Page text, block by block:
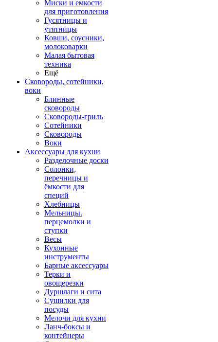
Миски и емкости
для приготовления
Гусятницы и
утятницы
Ковши, соусники,
молоковарки
Малая бытовая
техника
Ещё
Сковороды, сотейники,
воки
Блинные
сковороды
Сковороды-гриль
Сотейники
Сковороды
Воки
Аксессуары для кухни
Разделочные доски
Солонки,
перечницы и
ёмкости для
специй
Хлебницы
Мельницы.
перцемолки и
ступки
Весы
Кухонные
инструменты
Барные аксессуары
Терки и
овощерезки
Дуршлаги и сита
Сушилки для
посуды
Мелочи для кухни
Ланч-боксы и
контейнеры